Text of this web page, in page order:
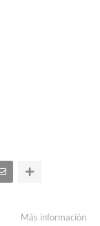
Más información